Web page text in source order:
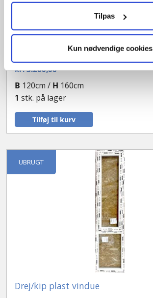
Tilpas
Kun nødvendige cookies
Drej/kip badeværelses vindue
kr.3.200,00
Tilføj til kurv
B 120cm / H 160cm
1 stk. på lager
UBRUGT
Drej/kip plast vindue